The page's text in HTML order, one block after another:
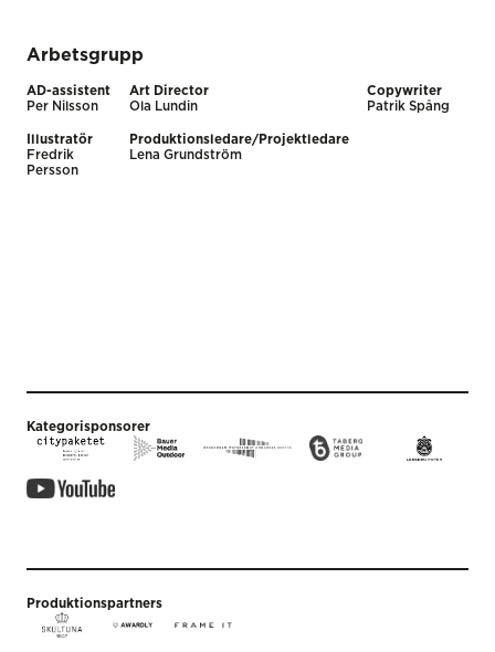
Arbetsgrupp
AD-assistent
Per Nilsson
Art Director
Ola Lundin
Copywriter
Patrik Spång
Illustratör
Fredrik
Persson
Produktionsledare/Projektledare
Lena Grundström
Kategorisponsorer
Produktionspartners